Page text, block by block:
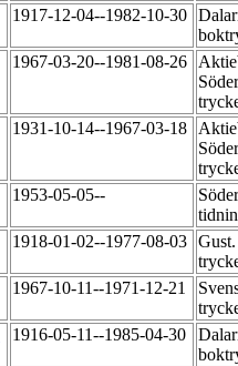
1917-12-04--1982-10-30
1967-03-20--1981-08-26
1931-10-14--1967-03-18
1953-05-05--
1918-01-02--1977-08-03
1967-10-11--1971-12-21
1916-05-11--1985-04-30